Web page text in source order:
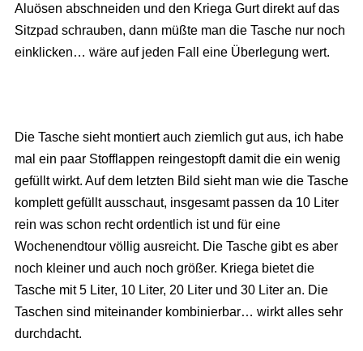
Aluösen abschneiden und den Kriega Gurt direkt auf das
Sitzpad schrauben, dann müßte man die Tasche nur noch
einklicken… wäre auf jeden Fall eine Überlegung wert.
Die Tasche sieht montiert auch ziemlich gut aus, ich habe
mal ein paar Stofflappen reingestopft damit die ein wenig
gefüllt wirkt. Auf dem letzten Bild sieht man wie die Tasche
komplett gefüllt ausschaut, insgesamt passen da 10 Liter
rein was schon recht ordentlich ist und für eine
Wochenendtour völlig ausreicht. Die Tasche gibt es aber
noch kleiner und auch noch größer. Kriega bietet die
Tasche mit 5 Liter, 10 Liter, 20 Liter und 30 Liter an. Die
Taschen sind miteinander kombinierbar… wirkt alles sehr
durchdacht.